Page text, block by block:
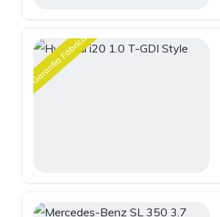
Garantia Fábrica